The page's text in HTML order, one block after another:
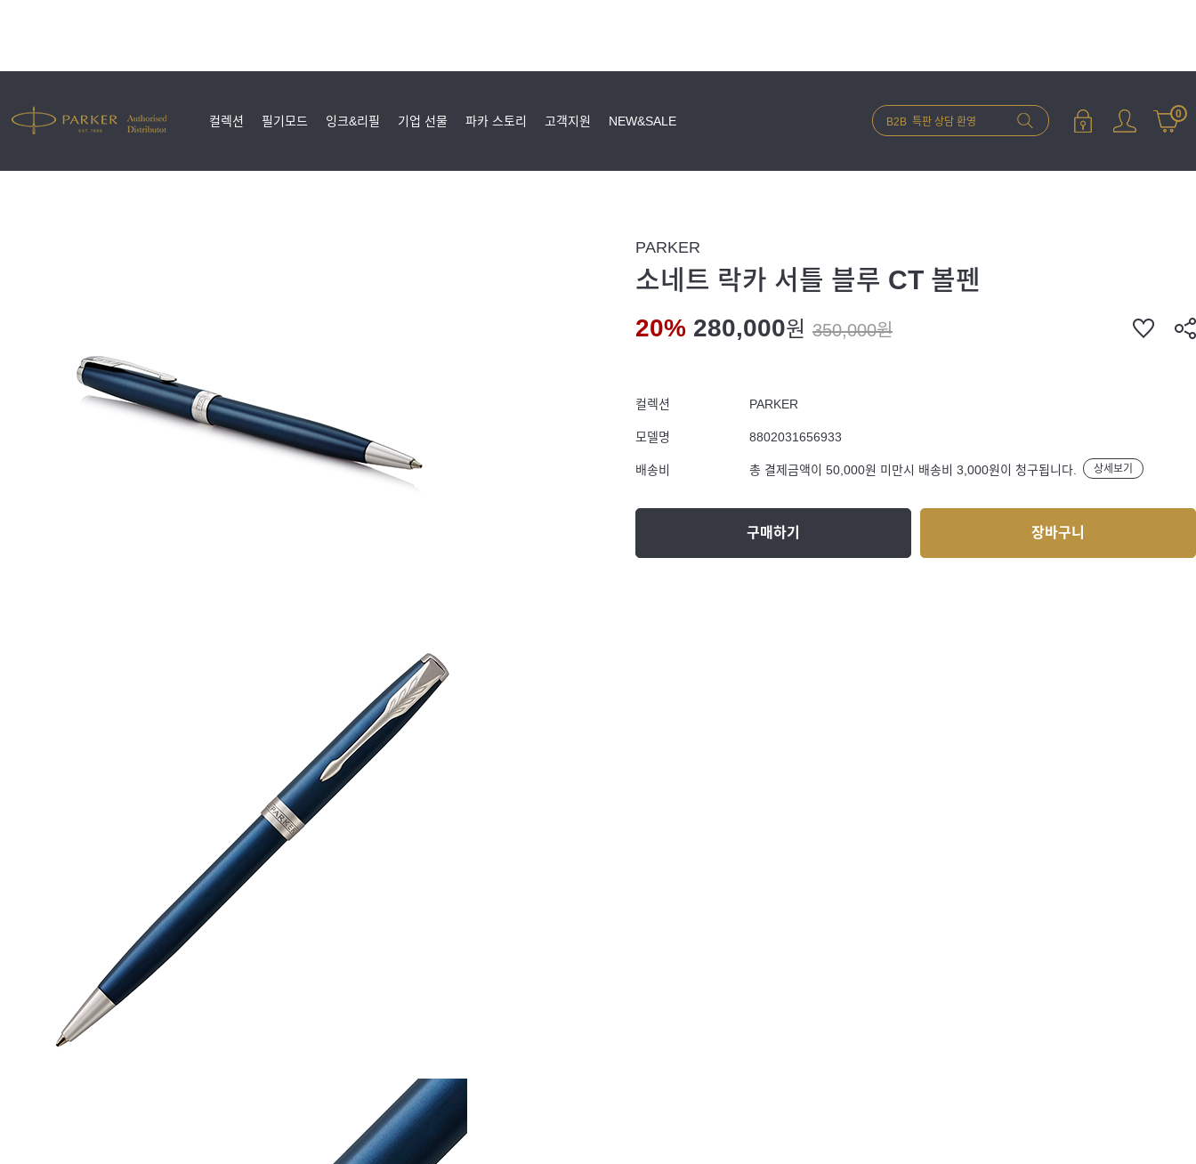
컬렉션 필기모드 잉크&리필 기업 선물 파카 스토리 고객지원 NEW&SALE 0
PARKER
소네트 락카 서틀 블루 CT 볼펜
20% 280,000원 350,000원
컬렉션 PARKER
모델명 8802031656933
배송비 총 결제금액이 50,000원 미만시 배송비 3,000원이 청구됩니다. 상세보기
구매하기 장바구니